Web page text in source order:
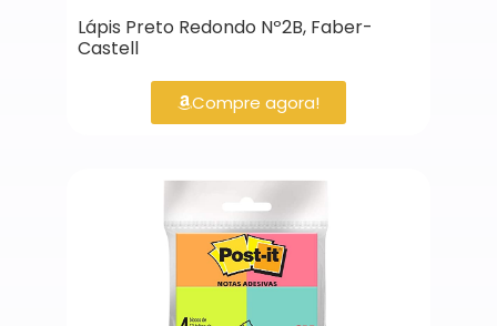
Lápis Preto Redondo Nº2B, Faber-
Castell
Compre agora!